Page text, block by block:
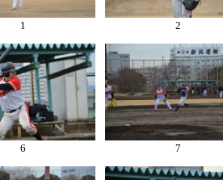
1 2
6 7